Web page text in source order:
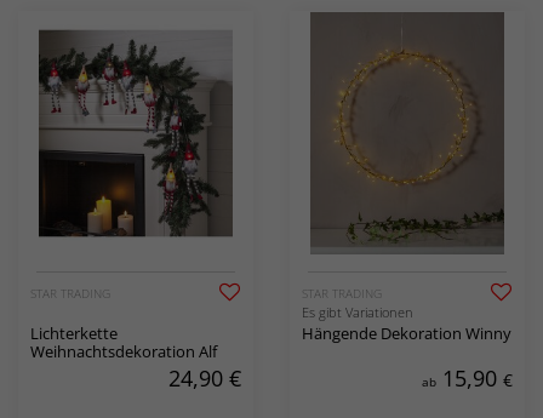
STAR TRADING
Lichterkette
Weihnachtsdekoration Alf
24,90 €
STAR TRADING
Es gibt Variationen
Hängende Dekoration Winny
ab 15,90 €